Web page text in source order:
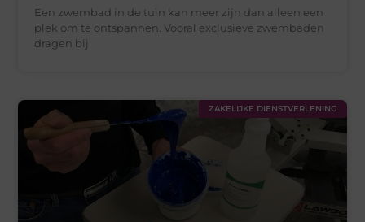
Een zwembad in de tuin kan meer zijn dan alleen een
plek om te ontspannen. Vooral exclusieve zwembaden
dragen bij
ZAKELIJKE DIENSTVERLENING